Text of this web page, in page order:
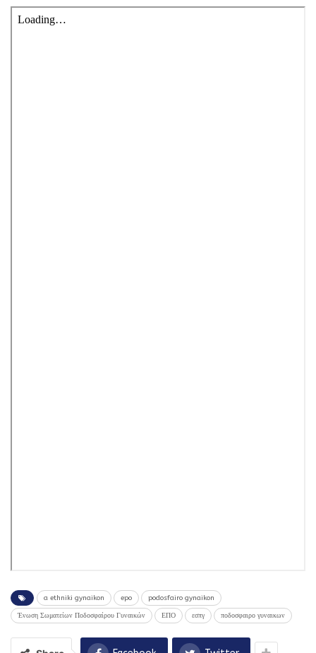
a ethniki gynaikon epo podosfairo gynaikon
Ένωση Σωματείων Ποδοσφαίρου Γυναικών ΕΠΟ εσπγ ποδοσφαιρο γυναικων